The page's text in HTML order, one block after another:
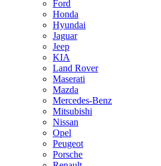
Ford
Honda
Hyundai
Jaguar
Jeep
KIA
Land Rover
Maserati
Mazda
Mercedes-Benz
Mitsubishi
Nissan
Opel
Peugeot
Porsche